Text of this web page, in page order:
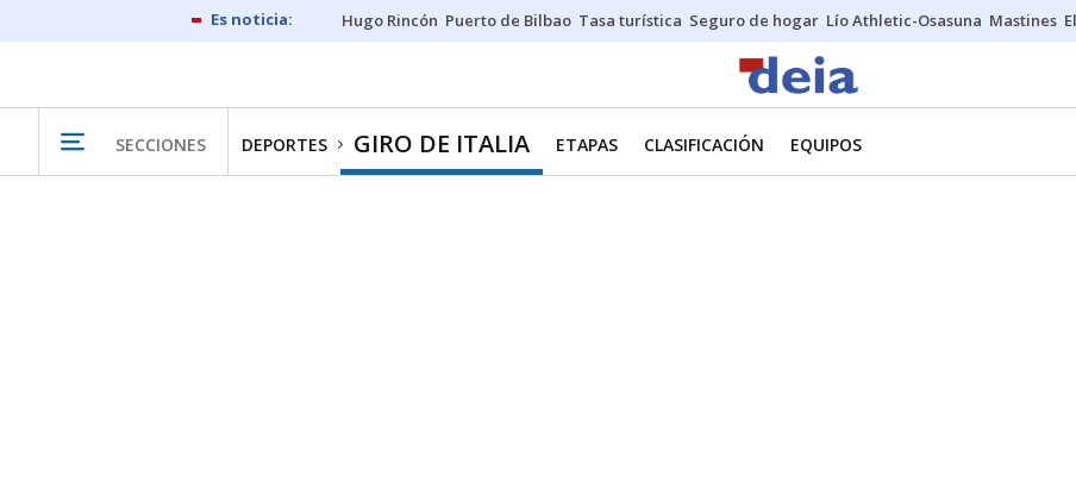
Hugo Rincón Puerto de Bilbao Tasa turística Seguro de hogar Lío Athletic-Osasuna Mastines
SECCIONES DEPORTES GIRO DE ITALIA ETAPAS CLASIFICACIÓN EQUIPOS